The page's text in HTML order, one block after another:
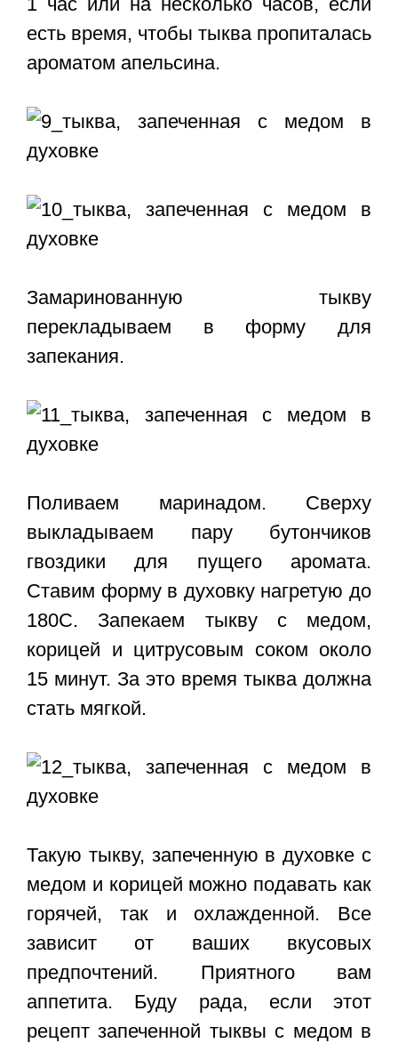
есть время, чтобы тыква пропиталась
ароматом апельсина.
Замаринованную тыкву
перекладываем в форму для
запекания.
Поливаем маринадом. Сверху
выкладываем пару бутончиков
гвоздики для пущего аромата.
Ставим форму в духовку нагретую до
180С. Запекаем тыкву с медом,
корицей и цитрусовым соком около
15 минут. За это время тыква должна
стать мягкой.
Такую тыкву, запеченную в духовке с
медом и корицей можно подавать как
горячей, так и охлажденной. Все
зависит от ваших вкусовых
предпочтений. Приятного вам
аппетита. Буду рада, если этот
рецепт запеченной тыквы с медом в